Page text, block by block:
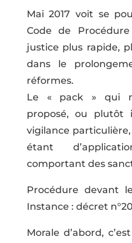
Mai 2017 voit se
Code de
justice plus rapide,
dans le
réformes.
Le « pack » qui
proposé, ou plutôt
vigilance
étant
comportant des
Procédure devant
Instance : décret
Morale d’abord,